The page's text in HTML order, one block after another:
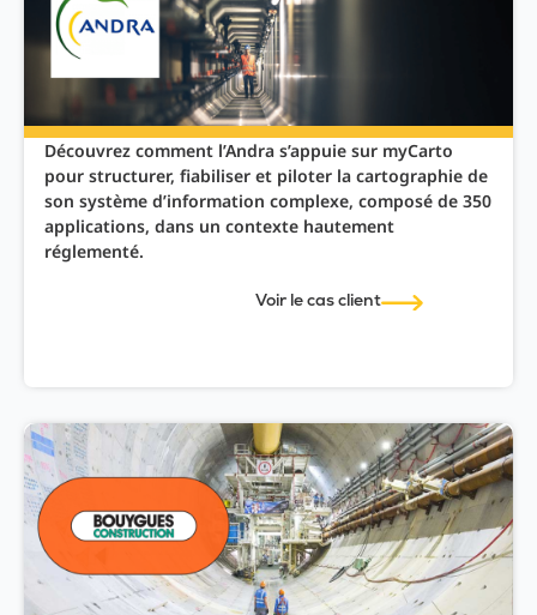
Découvrez comment l’Andra s’appuie sur myCarto
pour structurer, fiabiliser et piloter la cartographie de
son système d’information complexe, composé de 350
applications, dans un contexte hautement
réglementé.
Voir le cas client